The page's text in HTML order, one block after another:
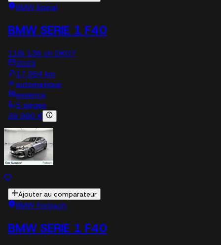
BMW Epinal
BMW SERIE 1 F40
118i 136 ch DKG7
2023
17,264 km
automatique
essence
5 sieges
29 990 €
Ajouter au comparateur
BMW Forbach
BMW SERIE 1 F40